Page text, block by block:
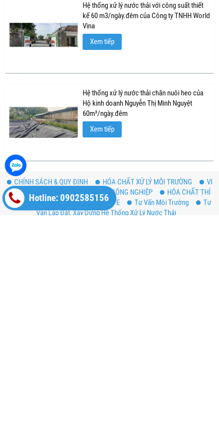
Hệ thống xử lý nước thải với công suất thiết
kế 60 m3/ngày.đêm của Công ty TNHH World
Vina
Xem tiếp
Hệ thống xử lý nước thải chăn nuôi heo của
Hộ kinh doanh Nguyễn Thị Minh Nguyệt
60m³/ngày.đêm
Xem tiếp
CHÍNH SÁCH & QUY ĐỊNH HÓA CHẤT XỬ LÝ MÔI TRƯỜNG
VI
SINH MÔI TRƯỜNG
HÓA CHẤT CÔNG NGHIỆP
HÓA CHẤT THÍ
NGHIỆM
BẠT CHỐNG THẤM HDPE Tư Vấn Môi Trường
Tư
Vấn Lắp Đặt, Xây Dựng Hệ Thống Xử Lý Nước Thải
Hotline: 0902585156